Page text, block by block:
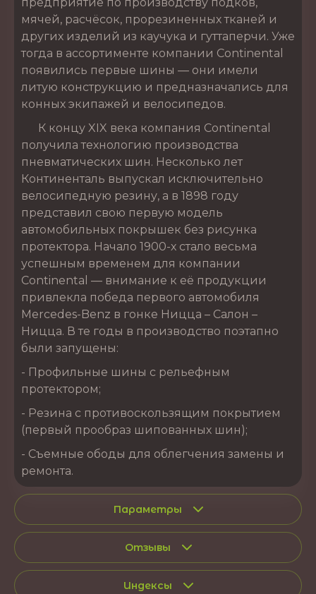
мячей, расчёсок, прорезиненных тканей и
других изделий из каучука и гуттаперчи. Уже
тогда в ассортименте компании Continental
появились первые шины — они имели
литую конструкцию и предназначались для
конных экипажей и велосипедов.
К концу XIX века компания Continental
получила технологию производства
пневматических шин. Несколько лет
Континенталь выпускал исключительно
велосипедную резину, а в 1898 году
представил свою первую модель
автомобильных покрышек без рисунка
протектора. Начало 1900-х стало весьма
успешным временем для компании
Continental — внимание к её продукции
привлекла победа первого автомобиля
Mercedes-Benz в гонке Ницца – Салон –
Ницца. В те годы в производство поэтапно
были запущены:
- Профильные шины с рельефным
протектором;
- Резина с противоскользящим покрытием
(первый прообраз шипованных шин);
- Съемные ободы для облегчения замены и
ремонта.
Параметры
Отзывы
Индексы